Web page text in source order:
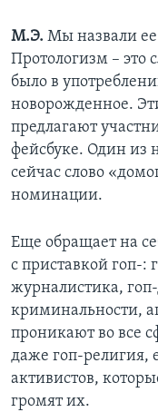
М.Э. Мы назвали ее
Протологизм – это
было в
новорожденное.
предлагают
фейсбуке. Один из
сейчас слово
номинации.
Еще обращает на
с приставкой гоп-:
журналистика,
криминальности,
проникают во все
даже гоп-религия,
активистов,
громят их.